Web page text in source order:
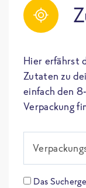
Hier erfährst
Zutaten zu
einfach den
Verpackung
Das